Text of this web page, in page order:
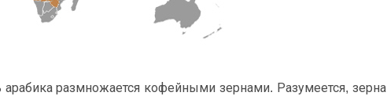
размножается кофейными зернами. Разумеется, зерна